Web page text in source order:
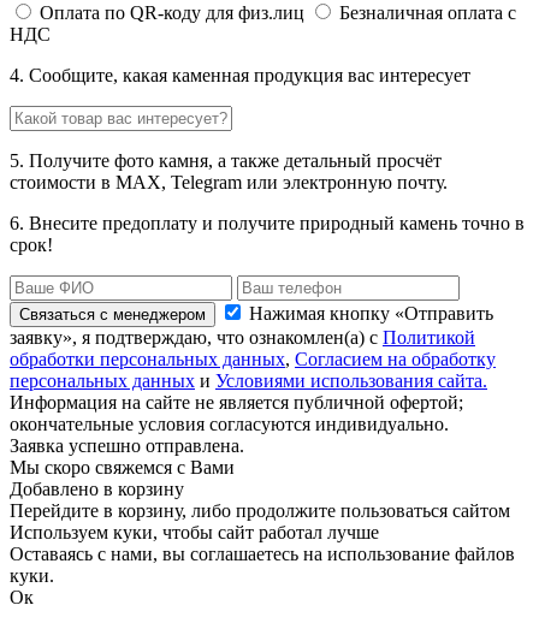
Оплата по QR-коду для физ.лиц
Безналичная оплата с
НДС
4. Сообщите, какая каменная продукция вас интересует
5. Получите фото камня, а также детальный просчёт
стоимости в MAX, Telegram или электронную почту.
6. Внесите предоплату и получите природный камень точно в
срок!
Связаться с менеджером
Нажимая кнопку «Отправить
заявку», я подтверждаю, что ознакомлен(а) с Политикой
обработки персональных данных, Согласием на обработку
персональных данных и Условиями использования сайта.
Информация на сайте не является публичной офертой;
окончательные условия согласуются индивидуально.
Заявка успешно отправлена.
Мы скоро свяжемся с Вами
Добавлено в корзину
Перейдите в корзину, либо продолжите пользоваться сайтом
Используем куки, чтобы сайт работал лучше
Оставаясь с нами, вы соглашаетесь на использование файлов
куки.
Ок